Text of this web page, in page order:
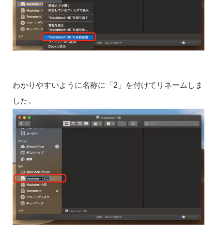
わかりやすいように名称に「2」を付けてリネームしま
した。